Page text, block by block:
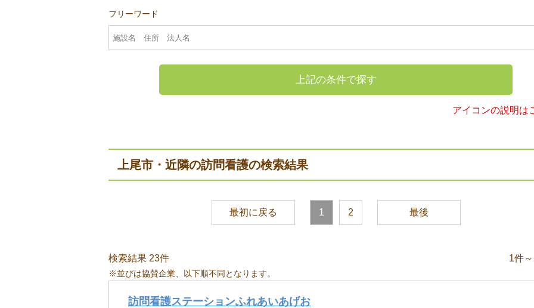
フリーワード
上記の条件で探す
アイコンの説明は
上尾市・近隣の訪問看護の検索結果
最初に戻る 1 2 最後
検索結果 23件 1件
※並びは協賛企業、以下順不同となります。
訪問看護ステーションふれあいあげお